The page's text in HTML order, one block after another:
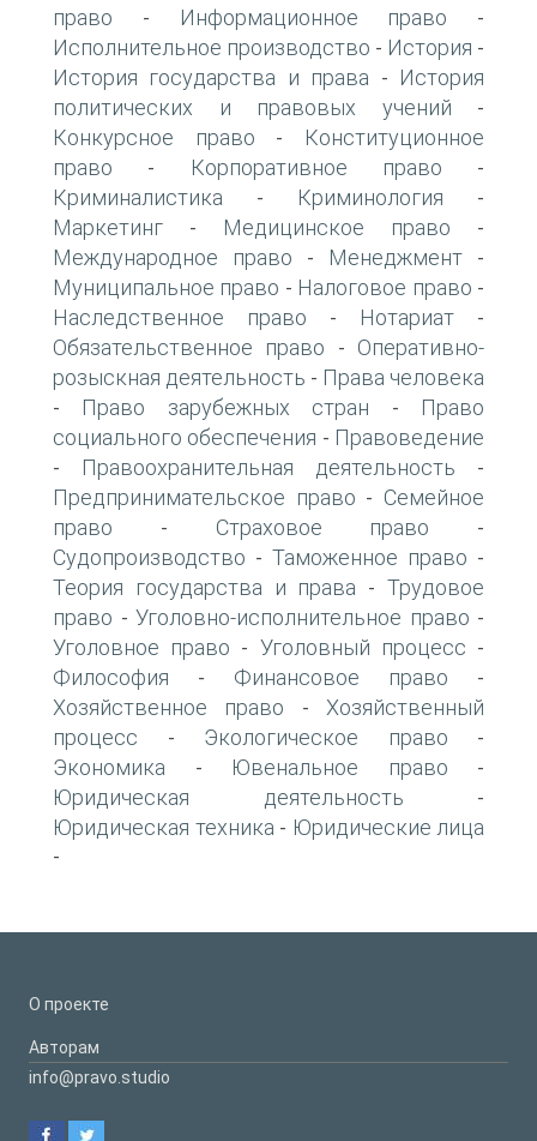
право - Информационное право -
Исполнительное производство - История -
История государства и права -
История
политических и правовых учений -
Конкурсное право -
Конституционное
право - Корпоративное право -
Криминалистика - Криминология -
Маркетинг - Медицинское право -
Международное право - Менеджмент -
Муниципальное право - Налоговое право -
Наследственное право - Нотариат -
Обязательственное право - Оперативно-
розыскная деятельность - Права человека
- Право зарубежных стран -
Право
социального обеспечения - Правоведение
- Правоохранительная деятельность -
Предпринимательское право - Семейное
право - Страховое право -
Судопроизводство - Таможенное право -
Теория государства и права -Трудовое
право - Уголовно-исполнительное право -
Уголовное право - Уголовный процесс -
Философия - Финансовое право -
Хозяйственное право - Хозяйственный
процесс - Экологическое право -
Экономика - Ювенальное право -
Юридическая деятельность -
Юридическая техника - Юридические лица
-
О проекте
Авторам
info@pravo.studio